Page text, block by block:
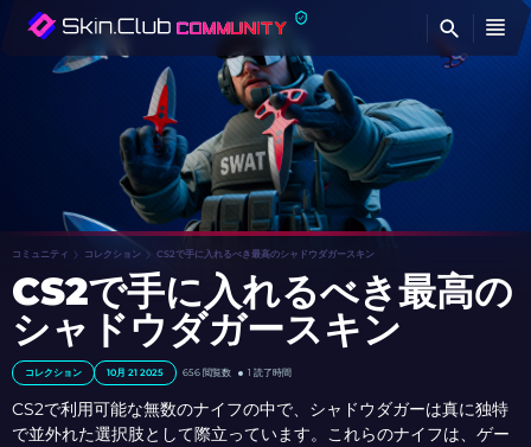
コミュニティ コレクション CS2で手に入れるべき最高のシャドウダガースキン
CS2で手に入れるべき最高の
シャドウダガースキン
コレクション 10月 21 2025 656 閲覧数 1 読了時間
CS2で利用可能な無数のナイフの中で、シャドウダガーは真に独特
で並外れた選択肢として際立っています。これらのナイフは、ゲー